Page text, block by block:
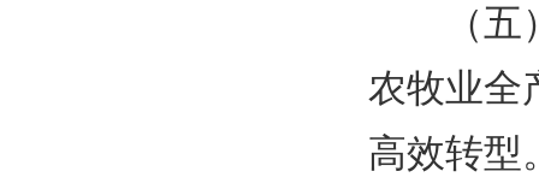
（
农牧业全
高效转型